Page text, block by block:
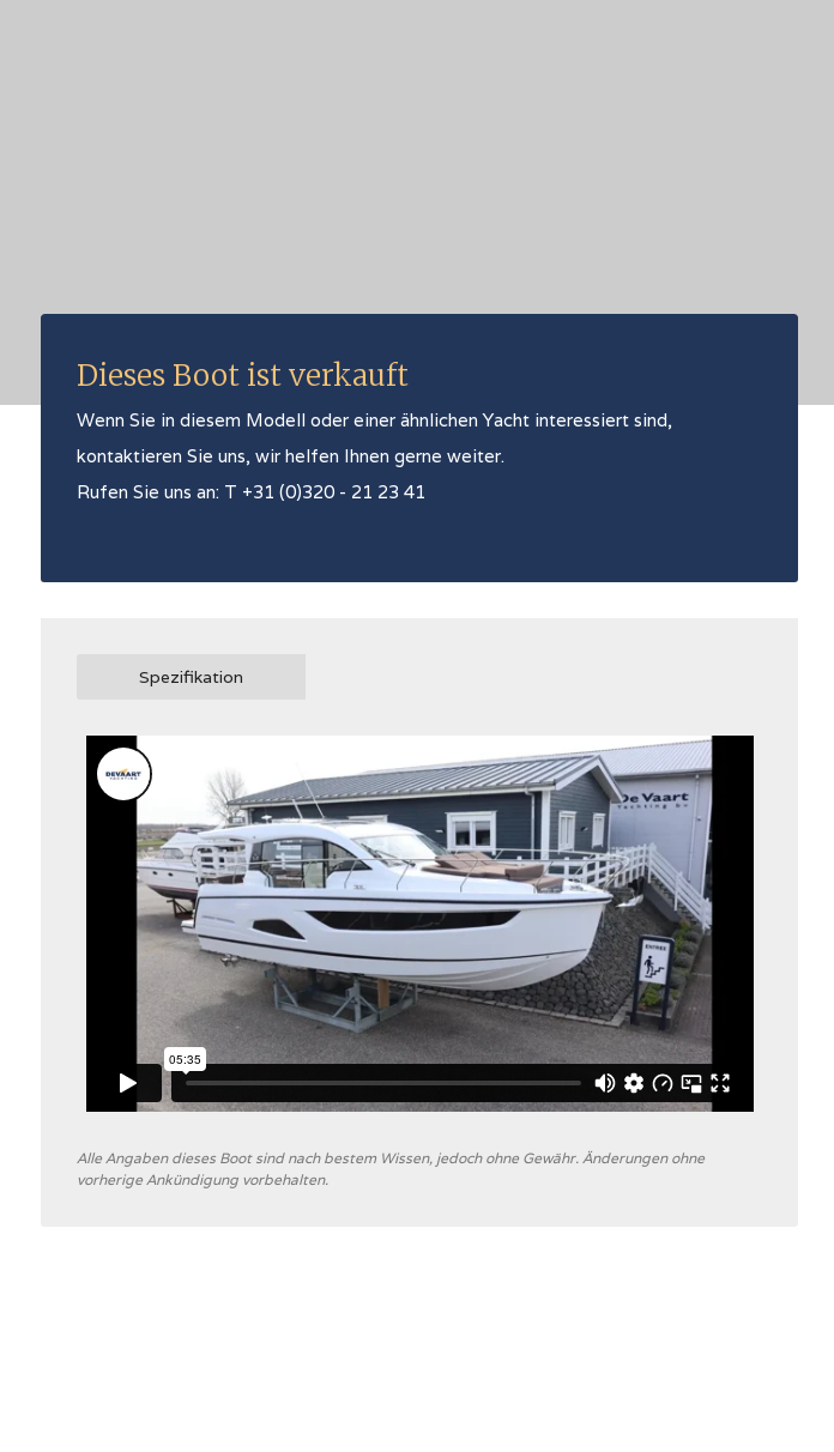
Dieses Boot ist verkauft
Wenn Sie in diesem Modell oder einer ähnlichen Yacht interessiert sind,
kontaktieren Sie uns, wir helfen Ihnen gerne weiter.
Rufen Sie uns an: T +31 (0)320 - 21 23 41
Spezifikation
Alle Angaben dieses Boot sind nach bestem Wissen, jedoch ohne Gewähr. Änderungen ohne
vorherige Ankündigung vorbehalten.